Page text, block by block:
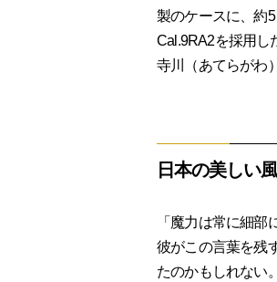
製のケースに、約
Cal.9RA2を採用し
寺川（あてらがわ
日本の美しい
「魔力は常に細
彼がこの言葉を残
たのかもしれない